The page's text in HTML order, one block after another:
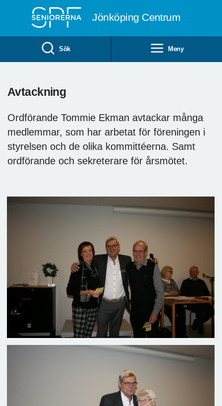
Jönköping Centrum
Sök Meny
Avtackning
Ordförande Tommie Ekman avtackar många
medlemmar, som har arbetat för föreningen i
styrelsen och de olika kommittéerna. Samt
ordförande och sekreterare för årsmötet.